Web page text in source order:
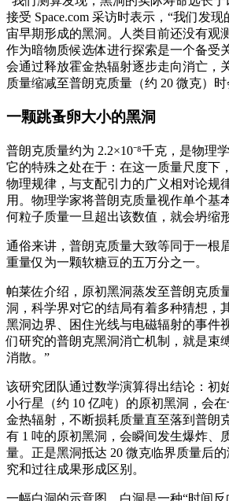
接受 Space.com 采访时表示，“我们发
宙早期形成的黑洞。人类目前还没有观
作为暗物质候选体进行探索是一个备受
会通过释放霍金热辐射逐步走向消亡，
质量缩减至普朗克质量（约 20 微克）
一颗跳蚤卵大小的黑洞
普朗克质量约为 2.2×10⁻⁸千克，是物理
它的特殊之处在于：在这一质量尺度下
物理规律，与支配引力的广义相对论规
用。物理学家将普朗克质量视作单个基
何粒子质量一旦超出该数值，就会坍缩
通俗来讲，普朗克质量大致等同于一根
重量仅为一颗软糖豆的五万分之一。
帕莱佐介绍，原初黑洞蒸发至普朗克质
洞，科学界对它的结局有着多种猜想，
黑洞边界、困住光线与电磁辐射的事件
们研究的普朗克黑洞消亡机制，就是束
消散。”
该研究团队通过数学演算得出结论：初
小行星（约 10 亿吨）的原初黑洞，会
金热辐射，不断损耗质量直至落到普朗
有 1 吨的原初黑洞，会瞬间发生爆炸、
量。正是黑洞抵达 20 微克临界质量后
究和过往成果形成区别。